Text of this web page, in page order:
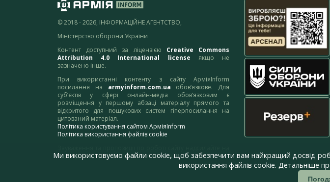
© 2018 - 2026, ІНФОРМАЦІЙНЕ АГЕНТСТВО,
Міністерство оборони України
Контент доступний за ліцензією Creative Commons
Attribution 4.0 International license якщо не
зазначено інше.
При використанні контенту з сайту АрміяInform
посилання на armyinform.com.ua обов’язкове. Для
суб’єктів у сфері онлайн-медіа обов’язковим є
розміщення у першому абзаці матеріалу прямого та
відкритого для пошукових систем гіперпосилання на
цитований матеріал.
Політика користування сайтом АрміяInform
Політика використання файлів cookie
адресу:webmaster@armyinform.com.ua
Ми використовуємо файли cookie, щоб забезпечити вам найкращий досвід
використання файлів cookie. Детальніше